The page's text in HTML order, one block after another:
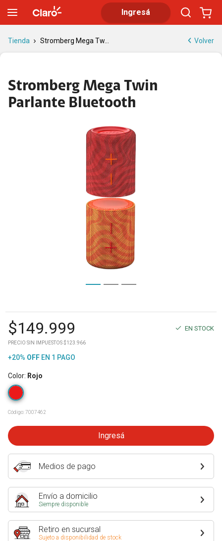
Ingresá
Tienda Stromberg Mega Tw... Volver
Stromberg Mega Twin
Parlante Bluetooth
$149.999 EN STOCK
PRECIO SIN IMPUESTOS $123.966
+20% OFF EN 1 PAGO
Color: Rojo
Código:7007462
Ingresá
Medios de pago
Envío a domicilio
Siempre disponible
Retiro en sucursal
Sujeto a disponibilidad de stock
Stromberg Mega Twin Parlante Bluetooth 20W